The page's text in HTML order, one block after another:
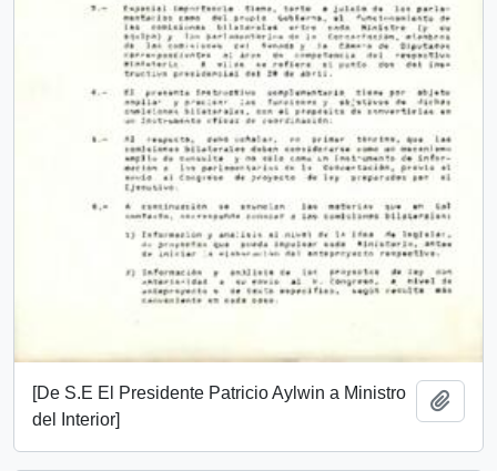
[De S.E El Presidente Patricio Aylwin a Ministro
del Interior]